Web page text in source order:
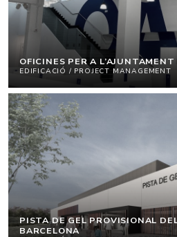
OFICINES PER A
EDIFICACIÓ / PROJECT MANAGEMENT
PISTA DE GEL PROVISIONAL
BARCELONA